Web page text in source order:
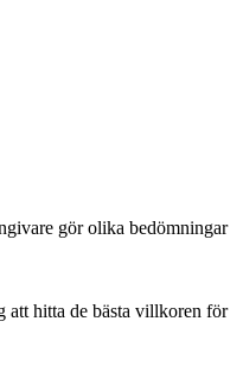
gör olika bedömningar
att hitta de bästa villkoren för